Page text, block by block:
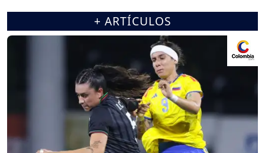
+ ARTÍCULOS